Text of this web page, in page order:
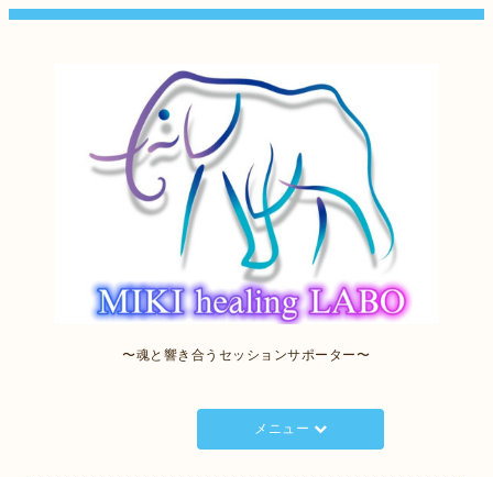
〜魂と響き合うセッションサポーター〜
メニュー